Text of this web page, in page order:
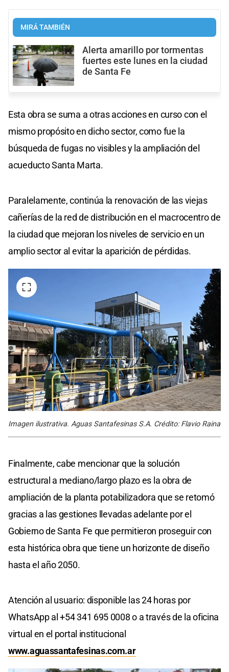
MIRÁ TAMBIÉN
Alerta amarillo por tormentas
fuertes este lunes en la ciudad
de Santa Fe
Esta obra se suma a otras acciones en curso con el
mismo propósito en dicho sector, como fue la
búsqueda de fugas no visibles y la ampliación del
acueducto Santa Marta.
Paralelamente, continúa la renovación de las viejas
cañerías de la red de distribución en el macrocentro de
la ciudad que mejoran los niveles de servicio en un
amplio sector al evitar la aparición de pérdidas.
Imagen ilustrativa. Aguas Santafesinas S.A. Crédito: Flavio Raina
Finalmente, cabe mencionar que la solución
estructural a mediano/largo plazo es la obra de
ampliación de la planta potabilizadora que se retomó
gracias a las gestiones llevadas adelante por el
Gobierno de Santa Fe que permitieron proseguir con
esta histórica obra que tiene un horizonte de diseño
hasta el año 2050.
Atención al usuario: disponible las 24 horas por
WhatsApp al +54 341 695 0008 o a través de la oficina
virtual en el portal institucional
www.aguassantafesinas.com.ar